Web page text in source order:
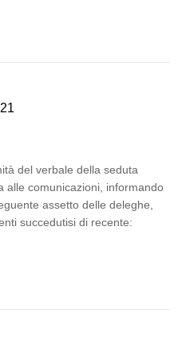
del verbale della seduta
alle comunicazioni, informando
assetto delle deleghe,
succedutisi di recente: